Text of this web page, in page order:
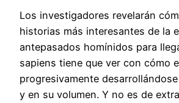
Los investigadores revelarán
historias más interesantes de la
antepasados homínidos para
sapiens tiene que ver con cómo
progresivamente
y en su volumen. Y no es de